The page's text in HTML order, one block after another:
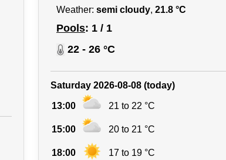
Weather: semi cloudy, 21.8 °C
Pools: 1 / 1
22 - 26 °C
Saturday 2026-08-08 (today)
13:00 21 to 22 °C
15:00 20 to 21 °C
18:00 17 to 19 °C